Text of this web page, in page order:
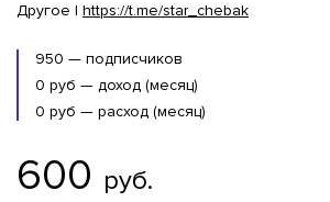
Другое | https://t.me/star_chebak
950 — подписчиков
0 руб — доход (месяц)
0 руб — расход (месяц)
600 руб.